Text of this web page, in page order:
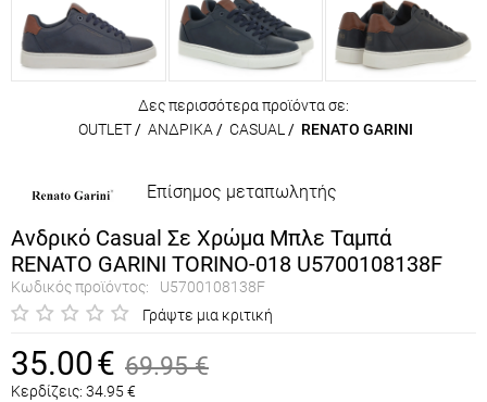
Δες περισσότερα προϊόντα σε:
OUTLET/ ΑΝΔΡΙΚΑ / CASUAL / RENATO GARINI
Επίσημος μεταπωλητής
Ανδρικό Casual Σε Χρώμα Μπλε Ταμπά
RENATO GARINI TORINO-018 U5700108138F
Κωδικός προϊόντος:
U5700108138F
Γράψτε μια κριτική
35.00€ 69.95 €
Κερδίζεις: 34.95 €